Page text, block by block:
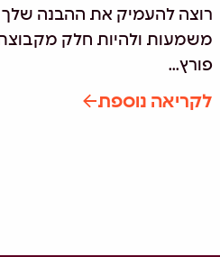
רוצה להעמיק את ההבנה שלך
משמעות ולהיות חלק
פורץ...
לקריאה נוספת